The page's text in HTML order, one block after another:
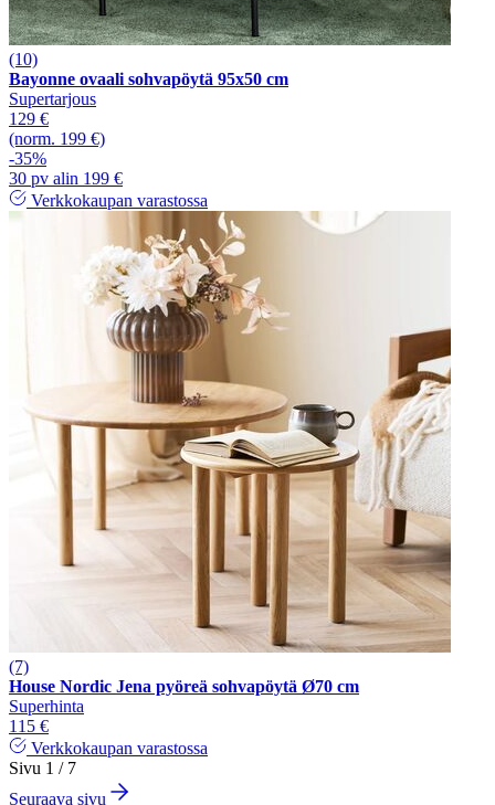
(10)
Bayonne ovaali sohvapöytä 95x50 cm
Supertarjous
129 €
(norm. 199 €)
-35%
30 pv alin 199 €
Verkkokaupan varastossa
(7)
House Nordic Jena pyöreä sohvapöytä Ø70 cm
Superhinta
115 €
Verkkokaupan varastossa
Sivu 1 / 7
Seuraava sivu